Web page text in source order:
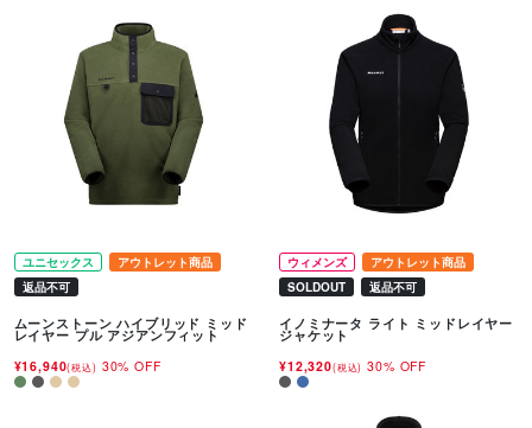
ユニセックス
アウトレット商品
返品不可
ムーンストーン ハイブリッド ミッド
レイヤー プル アジアンフィット
¥16,940(税込) 30% OFF
ウィメンズ
アウトレット商品
SOLDOUT
返品不可
イノミナータ ライト ミッドレイヤー
ジャケット
¥12,320(税込) 30% OFF